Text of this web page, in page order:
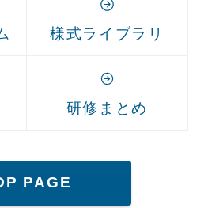
様式ライブラリ
研修まとめ
PAGE